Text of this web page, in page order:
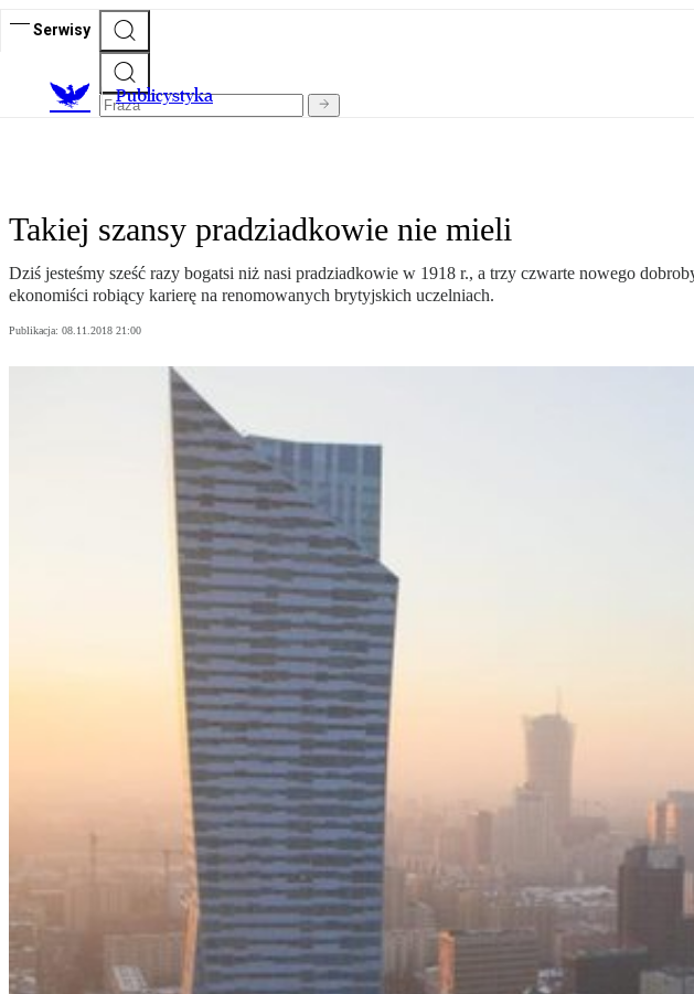
Serwisy
Publicystyka
Takiej szansy pradziadkowie nie mieli
Dziś jesteśmy sześć razy bogatsi niż nasi pradziadkowie w 1918 r., a trzy czwarte nowego
ekonomiści robiący karierę na renomowanych brytyjskich uczelniach.
Publikacja: 08.11.2018 21:00